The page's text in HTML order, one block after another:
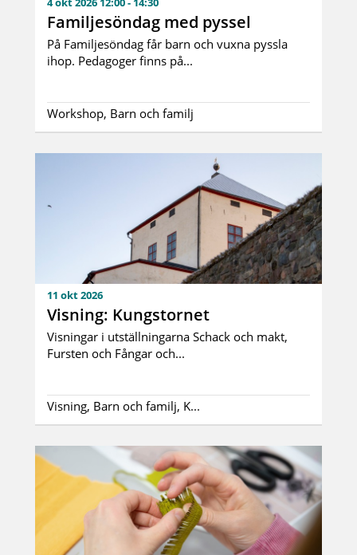
Familjesöndag med pyssel
På Familjesöndag får barn och vuxna pyssla
ihop. Pedagoger finns på...
Workshop, Barn och familj
11 okt 2026
Visning: Kungstornet
Visningar i utställningarna Schack och makt,
Fursten och Fångar och...
Visning, Barn och familj, K...